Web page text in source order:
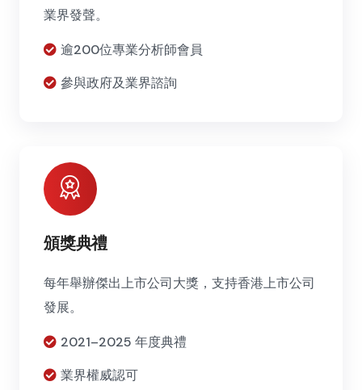
業界發聲。
逾200位專業分析師會員
參與政府及業界諮詢
頒獎典禮
每年舉辦傑出上市公司大獎，支持香港上市公司
發展。
2021–2025 年度典禮
業界權威認可